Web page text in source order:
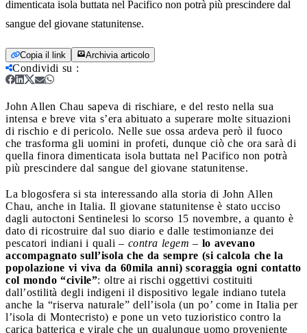
dimenticata isola buttata nel Pacifico non potrà più prescindere dal
sangue del giovane statunitense.
Copia il link Archivia articolo
Condividi su :
John Allen Chau sapeva di rischiare, e del resto nella sua
intensa e breve vita s’era abituato a superare molte situazioni
di rischio e di pericolo. Nelle sue ossa ardeva però il fuoco
che trasforma gli uomini in profeti, dunque ciò che ora sarà di
quella finora dimenticata isola buttata nel Pacifico non potrà
più prescindere dal sangue del giovane statunitense.
La blogosfera si sta interessando alla storia di John Allen
Chau, anche in Italia. Il giovane statunitense è stato ucciso
dagli autoctoni Sentinelesi lo scorso 15 novembre, a quanto è
dato di ricostruire dal suo diario e dalle testimonianze dei
pescatori indiani i quali – contra legem – lo avevano
accompagnato sull’isola che da sempre (si calcola che la
popolazione vi viva da 60mila anni) scoraggia ogni contatto
col mondo “civile”: oltre ai rischi oggettivi costituiti
dall’ostilità degli indigeni il dispositivo legale indiano tutela
anche la “riserva naturale” dell’isola (un po’ come in Italia per
l’isola di Montecristo) e pone un veto tuzioristico contro la
carica batterica e virale che un qualunque uomo proveniente